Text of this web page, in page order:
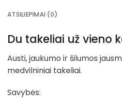
ATSILIEPIMAI (0)
Du takeliai už vieno
Austi, jaukumo ir šilumos
medvilniniai takeliai.
Savybės: